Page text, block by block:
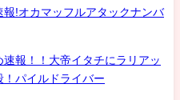
報!オカマッフルアタックナンバ
報！！大帝イタチにラリアッ
！パイルドライバー